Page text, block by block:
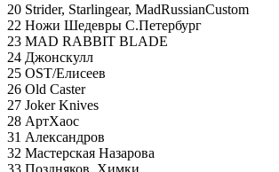
20 Strider, Starlingear, MadRussianCustom
22 Ножи Шедевры С.Петербург
23 MAD RABBIT BLADE
24 Джонскулл
25 OST/Елисеев
26 Old Caster
27 Joker Knives
28 АртХаос
31 Александров
32 Мастерская Назарова
33 Поздняков, Химки